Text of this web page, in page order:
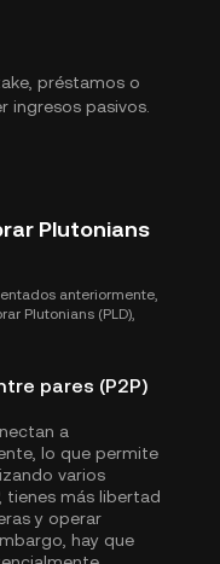
préstamos o
ingresos pasivos.
Plutonians
anteriormente,
Plutonians (PLD),
pares (P2P)
a
lo que permite
varios
tienes más libertad
y operar
hay que